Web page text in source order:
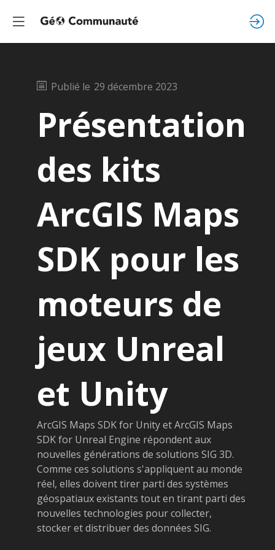
Publié le 29 décembre 2023
Présentation
des kits
ArcGIS Maps
SDK pour les
moteurs de
jeux Unreal
et Unity
ArcGIS Maps SDK for Unity et ArcGIS Maps
SDK for Unreal Engine répondent aux
nouvelles générations de solutions SIG 3D.
Comme ces solutions s'appliquent au monde
réel, elles doivent tirer parti des systèmes
géospatiaux existants tout en tirant parti des
nouvelles technologies pour collecter,
stocker et distribuer des données SIG.